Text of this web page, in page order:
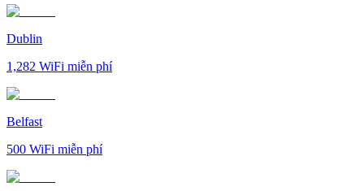
Dublin
1,282 WiFi miễn phí
Belfast
500 WiFi miễn phí